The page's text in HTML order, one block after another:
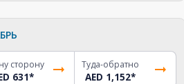
сторону
631*
Туда-обратно
AED 1,152*